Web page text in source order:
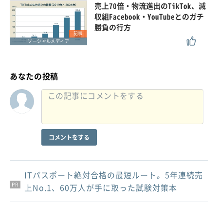
記事
ソーシャルメディア
売上70倍・物流進出のTikTok、減
収組Facebook・YouTubeとのガチ
勝負の行方
あなたの投稿
コメントをする
PR
PR
PR
ITパスポート絶対合格の最短ルート。5年連続売
上No.1、60万人が手に取った試験対策本